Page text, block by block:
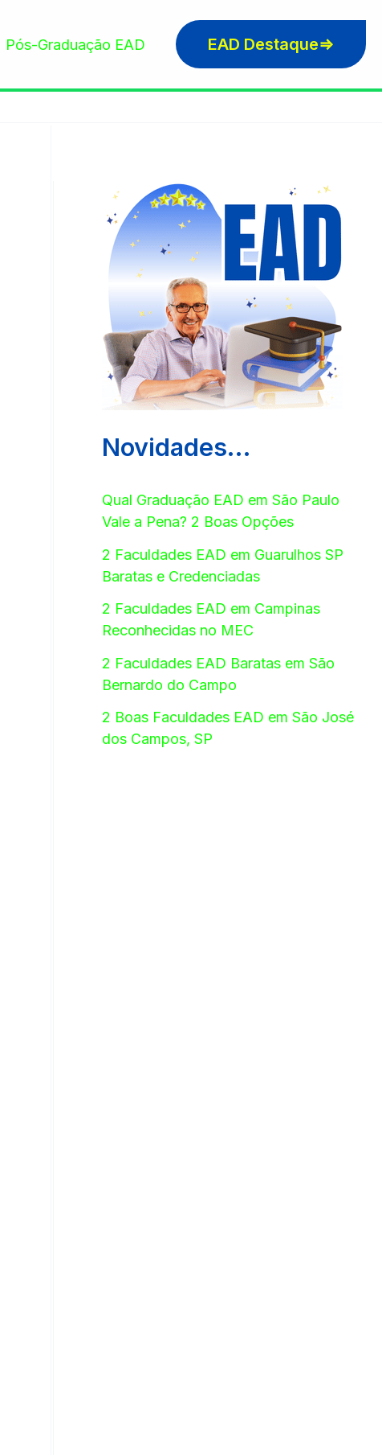
Pós-Graduação EAD EAD Destaque⇒
Novidades…
Qual Graduação EAD em São Paulo
Vale a Pena? 2 Boas Opções
2 Faculdades EAD em Guarulhos SP
Baratas e Credenciadas
2 Faculdades EAD em Campinas
Reconhecidas no MEC
2 Faculdades EAD Baratas em São
Bernardo do Campo
2 Boas Faculdades EAD em São José
dos Campos, SP